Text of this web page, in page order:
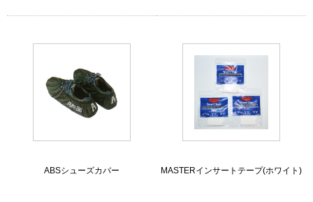
ABSシューズカバー MASTERインサートテープ(ホワイト)